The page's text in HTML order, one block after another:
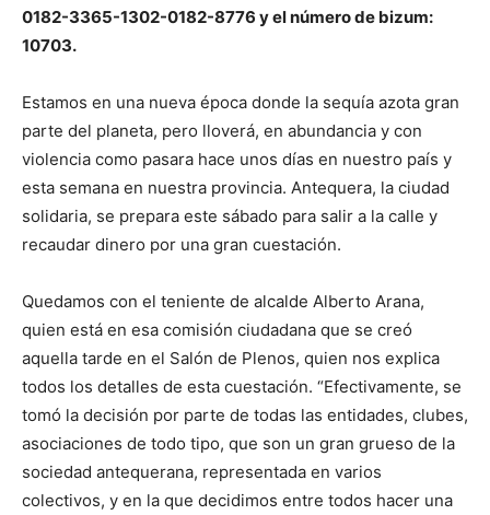
0182-3365-1302-0182-8776 y el número de bizum:
10703.
Estamos en una nueva época donde la sequía azota gran
parte del planeta, pero lloverá, en abundancia y con
violencia como pasara hace unos días en nuestro país y
esta semana en nuestra provincia. Antequera, la ciudad
solidaria, se prepara este sábado para salir a la calle y
recaudar dinero por una gran cuestación.
Quedamos con el teniente de alcalde Alberto Arana,
quien está en esa comisión ciudadana que se creó
aquella tarde en el Salón de Plenos, quien nos explica
todos los detalles de esta cuestación. “Efectivamente, se
tomó la decisión por parte de todas las entidades, clubes,
asociaciones de todo tipo, que son un gran grueso de la
sociedad antequerana, representada en varios
colectivos, y en la que decidimos entre todos hacer una